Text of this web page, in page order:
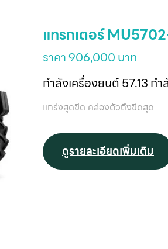
แทรกเตอร์
ราคา 906,000 บาท
กำลังเครื่องยนต์ 57.13 กำ
แกร่งสุดขีด คล่องตัวถึงขีดสุด
ดูรายละเอียดเพิ่มเติม